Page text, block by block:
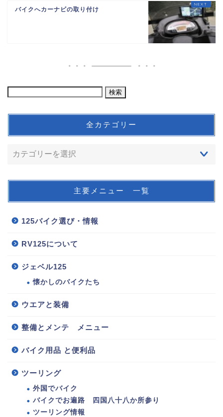
バイクへカーナビの取り付け
全カテゴリー
主要メニュー 一覧
125バイク選び・情報
RV125について
ジェベル125
懐かしのバイクたち
ウエアと装備
整備とメンテ メニュー
バイク用品 と便利品
ツーリング
外国でバイク
バイクでお遍路 四国八十八か所参り
ツーリング情報
125バイク選び・情報
ウエアと装備